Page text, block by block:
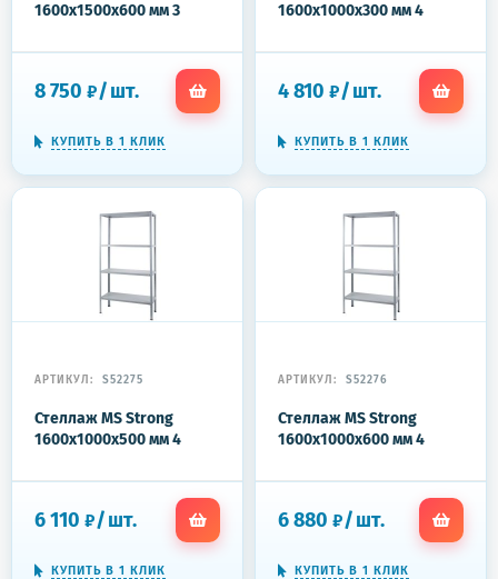
1600x1500x600 мм 3
8 750 ₽/шт.
КУПИТЬ В 1 КЛИК
1600x1000x300 мм 4
4 810 ₽/шт.
КУПИТЬ В 1 КЛИК
АРТИКУЛ: S52275
Стеллаж MS Strong
1600x1000x500 мм 4
6 110 ₽/шт.
КУПИТЬ В 1 КЛИК
АРТИКУЛ: S52276
Стеллаж MS Strong
1600x1000x600 мм 4
6 880 ₽/шт.
КУПИТЬ В 1 КЛИК